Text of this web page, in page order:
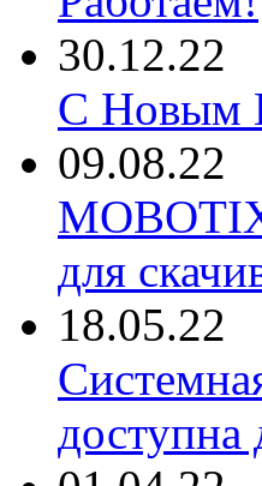
30.12.22
С Новым
09.08.22
для
18.05.22
доступна